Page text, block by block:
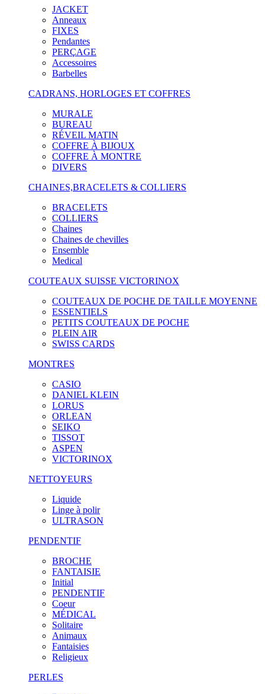
JACKET
Anneaux
FIXES
Pendantes
PERÇAGE
Accessoires
Barbelles
CADRANS, HORLOGES ET COFFRES
MURALE
BUREAU
RÉVEIL MATIN
COFFRE À BIJOUX
COFFRE À MONTRE
DIVERS
CHAINES,BRACELETS & COLLIERS
BRACELETS
COLLIERS
Chaines
Chaines de chevilles
Ensemble
Medical
COUTEAUX SUISSE VICTORINOX
COUTEAUX DE POCHE DE TAILLE MOYENNE
ESSENTIELS
PETITS COUTEAUX DE POCHE
PLEIN AIR
SWISS CARDS
MONTRES
CASIO
DANIEL KLEIN
LORUS
ORLEAN
SEIKO
TISSOT
ASPEN
VICTORINOX
NETTOYEURS
Liquide
Linge à polir
ULTRASON
PENDENTIF
BROCHE
FANTAISIE
Initial
PENDENTIF
Coeur
MÉDICAL
Solitaire
Animaux
Fantaisies
Religieux
PERLES